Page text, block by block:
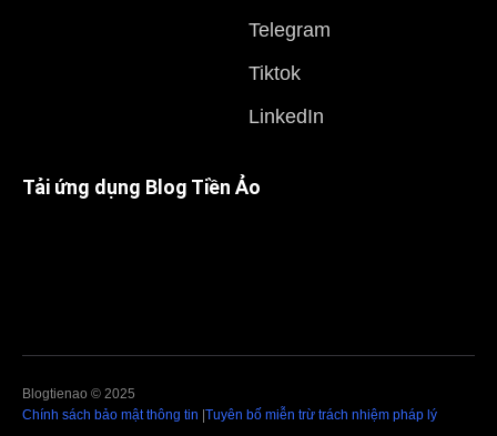
Telegram
Tiktok
LinkedIn
Tải ứng dụng Blog Tiền Ảo
Blogtienao © 2025
Chính sách bảo mật thông tin Tuyên bố miễn trừ trách nhiệm pháp lý